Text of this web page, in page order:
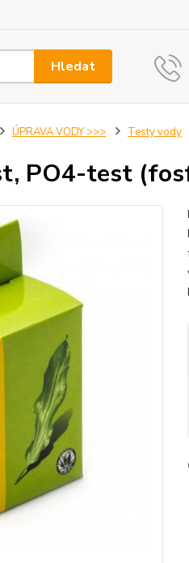
Hledat
ÚPRAVA VODY >>> Testy vody
PO4-test